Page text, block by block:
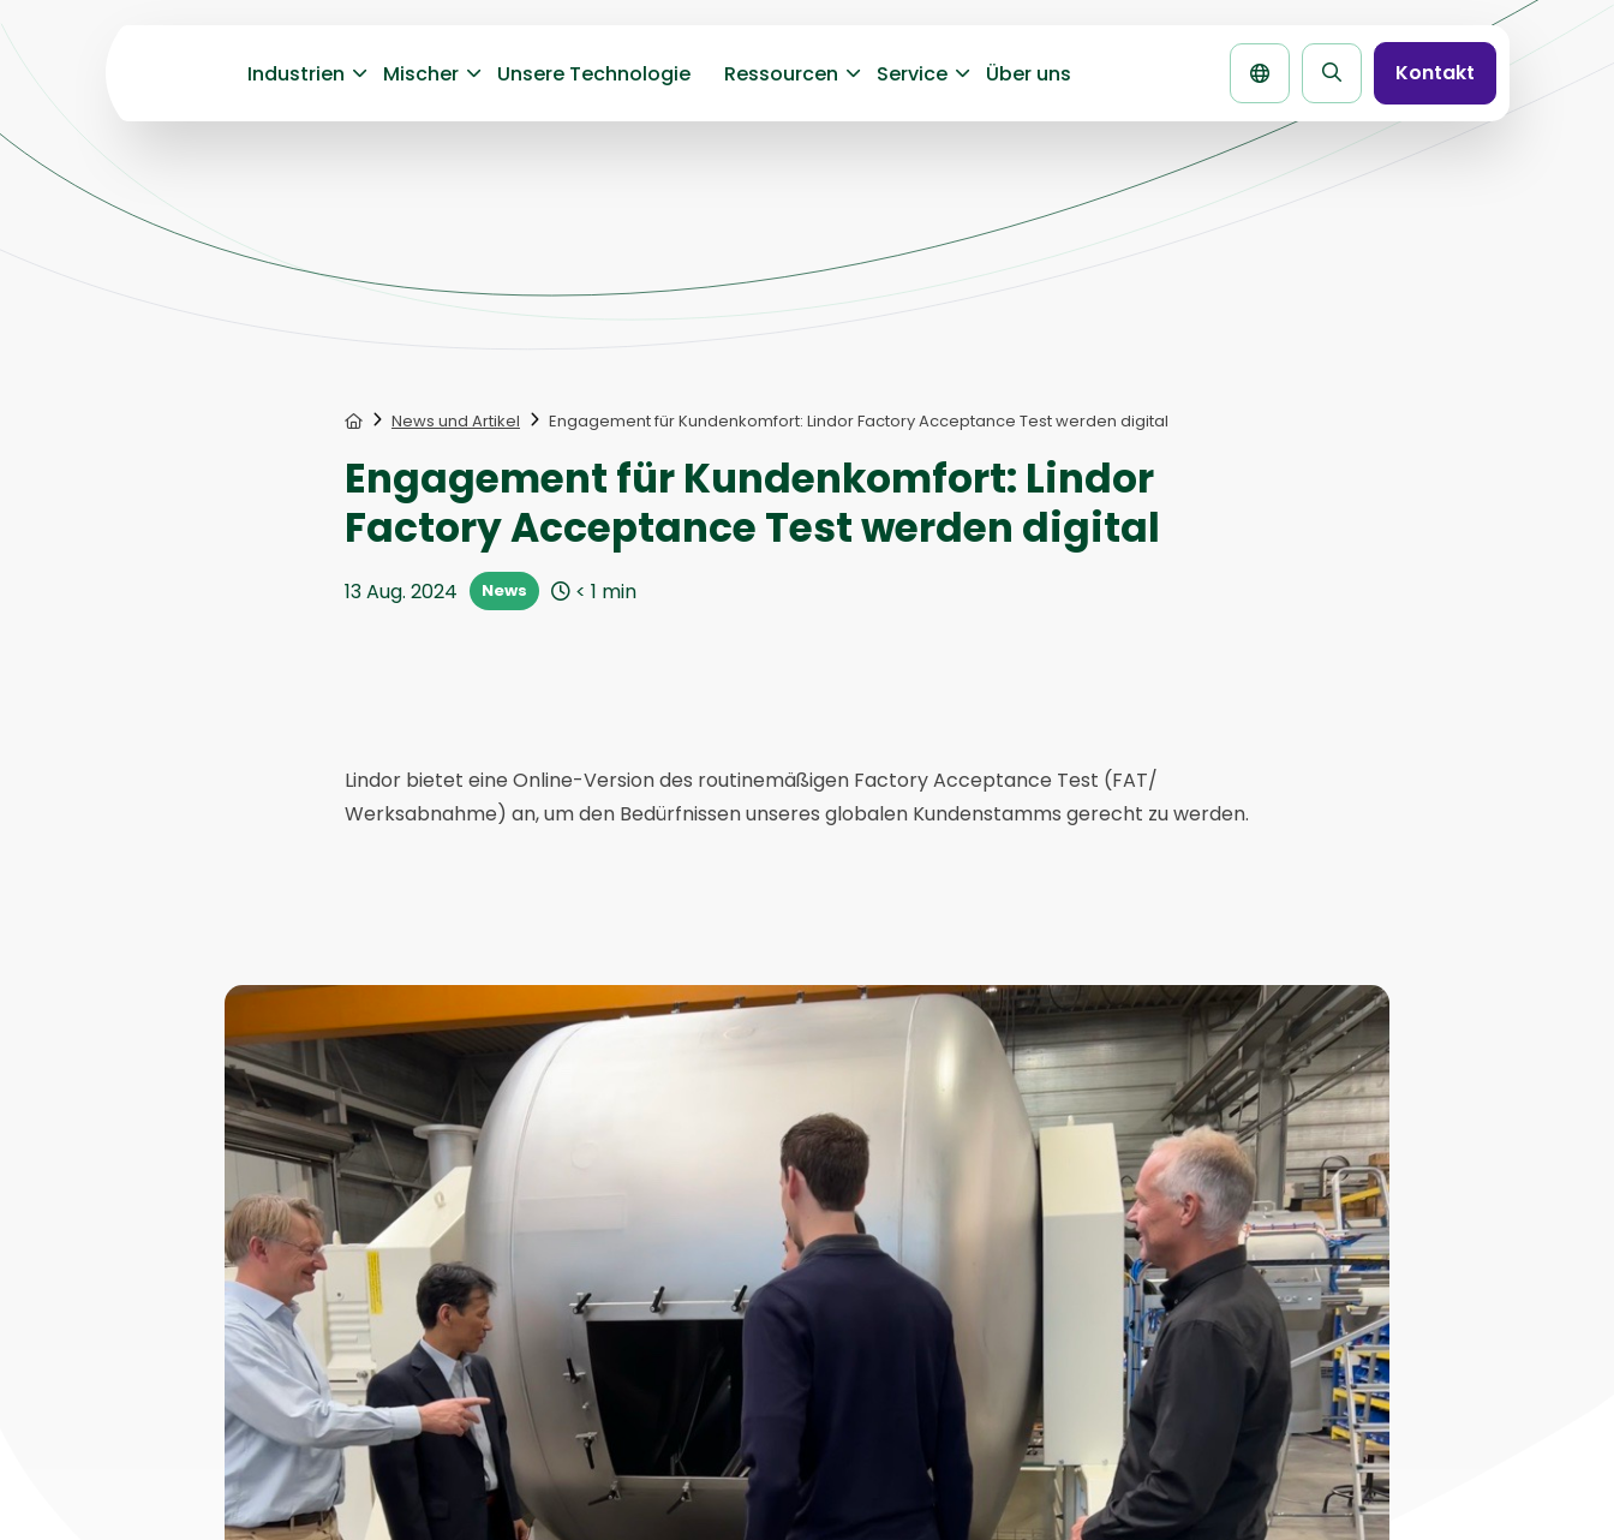
Industrien Mischer Unsere Technologie Ressourcen Service Über uns
Seite
durchsuchen
Kontakt
HomeNews und Artikel Engagement für Kundenkomfort: Lindor Factory Acceptance Test werden digital
Engagement für Kundenkomfort: Lindor
Factory Acceptance Test werden digital
13 Aug. 2024 News < 1 min
Lindor bietet eine Online-Version des routinemäßigen Factory Acceptance Test (FAT/
Werksabnahme) an, um den Bedürfnissen unseres globalen Kundenstamms gerecht zu werden.